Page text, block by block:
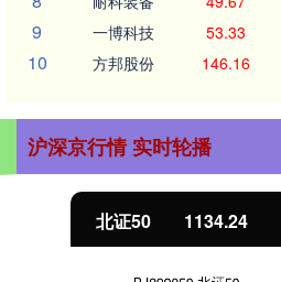
9 一博科技 53.33
10 方邦股份 146.16
沪深京行情 实时轮播
北证50 1134.24